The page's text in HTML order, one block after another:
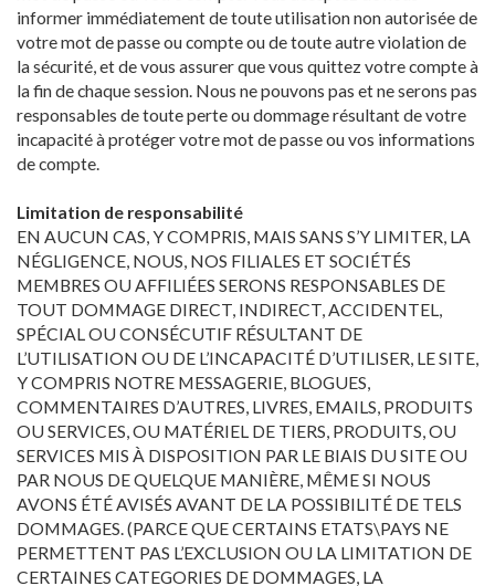
informer immédiatement de toute utilisation non autorisée de
votre mot de passe ou compte ou de toute autre violation de
la sécurité, et de vous assurer que vous quittez votre compte à
la fin de chaque session. Nous ne pouvons pas et ne serons pas
responsables de toute perte ou dommage résultant de votre
incapacité à protéger votre mot de passe ou vos informations
de compte.
Limitation de responsabilité
EN AUCUN CAS, Y COMPRIS, MAIS SANS S’Y LIMITER, LA
NÉGLIGENCE, NOUS, NOS FILIALES ET SOCIÉTÉS
MEMBRES OU AFFILIÉES SERONS RESPONSABLES DE
TOUT DOMMAGE DIRECT, INDIRECT, ACCIDENTEL,
SPÉCIAL OU CONSÉCUTIF RÉSULTANT DE
L’UTILISATION OU DE L’INCAPACITÉ D’UTILISER, LE SITE,
Y COMPRIS NOTRE MESSAGERIE, BLOGUES,
COMMENTAIRES D’AUTRES, LIVRES, EMAILS, PRODUITS
OU SERVICES, OU MATÉRIEL DE TIERS, PRODUITS, OU
SERVICES MIS À DISPOSITION PAR LE BIAIS DU SITE OU
PAR NOUS DE QUELQUE MANIÈRE, MÊME SI NOUS
AVONS ÉTÉ AVISÉS AVANT DE LA POSSIBILITÉ DE TELS
DOMMAGES. (PARCE QUE CERTAINS ETATS\PAYS NE
PERMETTENT PAS L’EXCLUSION OU LA LIMITATION DE
CERTAINES CATEGORIES DE DOMMAGES, LA